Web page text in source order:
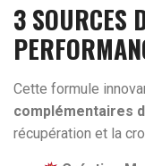
3 SOURCES
Cette formule
complémentaires
récupération et la